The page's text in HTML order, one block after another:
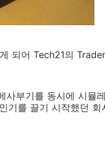
되어 Tech21의
부기를 동시에 시뮬
기를 끌기 시작했던 회